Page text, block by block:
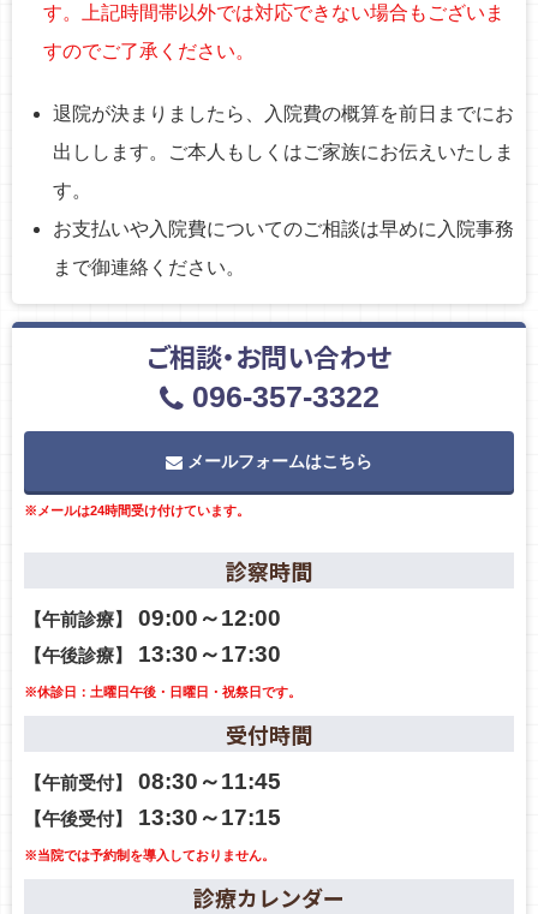
す。上記時間帯以外では対応できない場合もございま
すのでご了承ください。
退院が決まりましたら、入院費の概算を前日までにお
出しします。ご本人もしくはご家族にお伝えいたしま
す。
お支払いや入院費についてのご相談は早めに入院事務
まで御連絡ください。
ご相談・お問い合わせ
096-357-3322
メールフォームはこちら
※メールは24時間受け付けています。
診察時間
【午前診療】 09:00～12:00
【午後診療】 13:30～17:30
※休診日：土曜日午後・日曜日・祝祭日です。
受付時間
【午前受付】 08:30～11:45
【午後受付】 13:30～17:15
※当院では予約制を導入しておりません。
診療カレンダー